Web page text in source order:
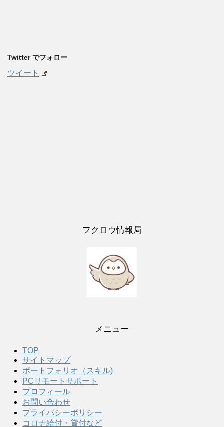
Twitter でフォロー
ツイート
フクロウ情報局
メニュー
TOP
サイトマップ
ポートフォリオ（スキル)
PCリモートサポート
プロフィール
お問い合わせ
プライバシーポリシー
コロナ給付・貸付など